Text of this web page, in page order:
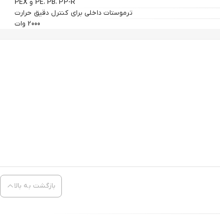
PE، PB، PP-R و PEX
ترموستات داخلی برای کنترل دقیق حرارت
2000 وات
بازگشت به بالا